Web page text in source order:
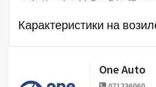
Карактеристики на
One Auto